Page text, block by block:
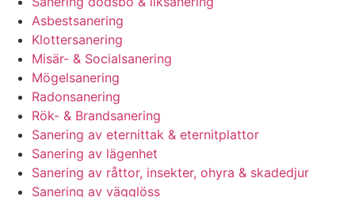
Asbestsanering
Klottersanering
Misär- & Socialsanering
Mögelsanering
Radonsanering
Rök- & Brandsanering
Sanering av eternittak & eternitplattor
Sanering av lägenhet
Sanering av råttor, insekter, ohyra & skadedjur
Sanering av vägglöss